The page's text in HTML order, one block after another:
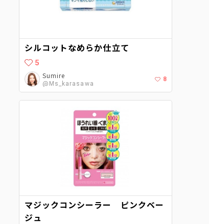
シルコットなめらか仕立て
5
Sumire
@Ms_karasawa
8
マジックコンシーラー ピンクベー
ジュ